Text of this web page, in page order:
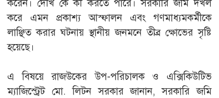
করেন। দেখি কে কী করতে পারে। ​সরকারি জমি দখল
করে এমন প্রকাশ্য আস্ফালন এবং গণমাধ্যমকর্মীকে
লাঞ্ছিত করার ঘটনায় স্থানীয় জনমনে তীব্র ক্ষোভের সৃষ্টি
হয়েছে।
​এ বিষয়ে রাজউকের উপ-পরিচালক ও এক্সিকিউটিভ
ম্যাজিস্ট্রেট মো. লিটন সরকার জানান, সরকারি জমি